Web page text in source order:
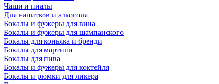
Чаши и пиалы
Для напитков и алкоголя
Бокалы и фужеры для вина
Бокалы и фужеры для шампанского
Бокалы для коньяка и бренди
Бокалы для мартини
Бокалы для пива
Бокалы и фужеры для коктейля
Бокалы и рюмки для ликера